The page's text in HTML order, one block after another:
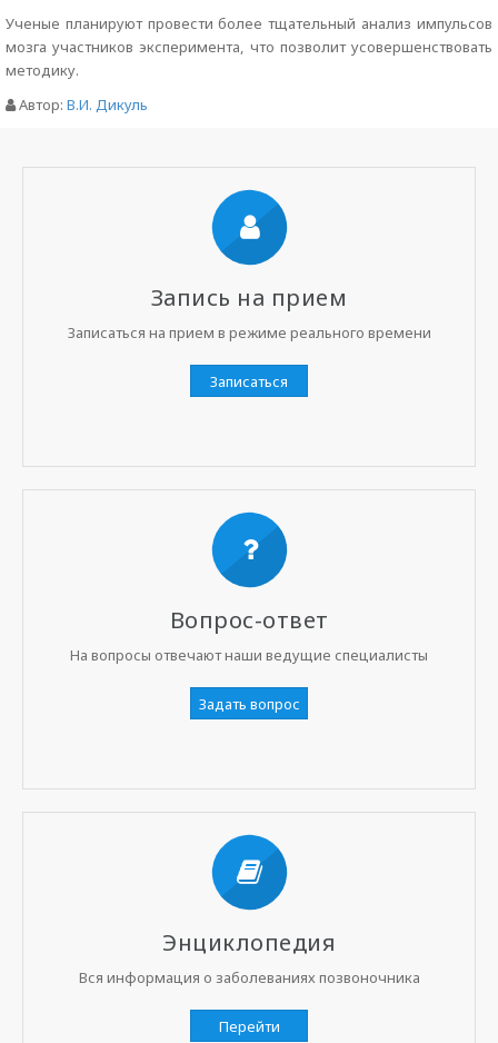
Ученые планируют провести более тщательный анализ импульсов
мозга участников эксперимента, что позволит усовершенствовать
методику.
Автор: В.И. Дикуль
Запись на прием
Записаться на прием в режиме реального времени
Записаться
Вопрос-ответ
На вопросы отвечают наши ведущие специалисты
Задать вопрос
Энциклопедия
Вся информация о заболеваниях позвоночника
Перейти